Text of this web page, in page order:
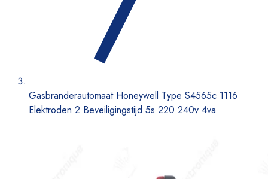
Gasbranderautomaat Honeywell Type S4565c 1116
Elektroden 2 Beveiligingstijd 5s 220 240v 4va